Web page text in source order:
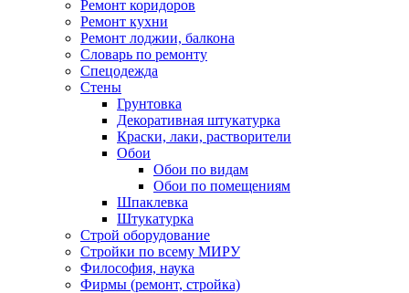
Ремонт коридоров
Ремонт кухни
Ремонт лоджии, балкона
Словарь по ремонту
Спецодежда
Стены
Грунтовка
Декоративная штукатурка
Краски, лаки, растворители
Обои
Обои по видам
Обои по помещениям
Шпаклевка
Штукатурка
Строй оборудование
Стройки по всему МИРУ
Философия, наука
Фирмы (ремонт, стройка)